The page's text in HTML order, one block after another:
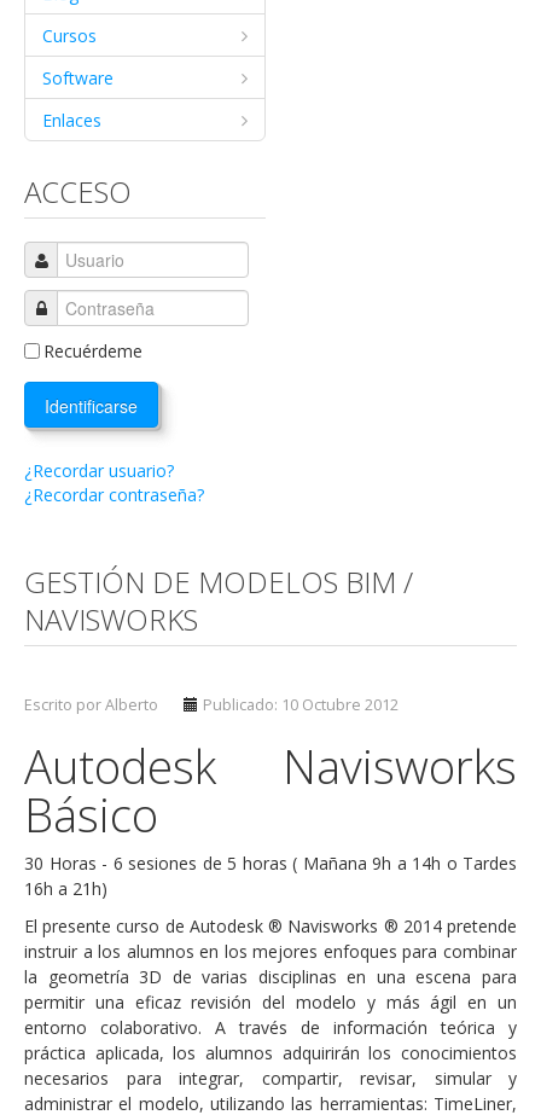
Cursos
Software
Enlaces
ACCESO
Recuérdeme
Identificarse
¿Recordar usuario?
¿Recordar contraseña?
GESTIÓN DE MODELOS BIM /
NAVISWORKS
Escrito por Alberto Publicado: 10 Octubre 2012
Autodesk Navisworks
Básico
30 Horas - 6 sesiones de 5 horas ( Mañana 9h a 14h o Tardes
16h a 21h)
El presente curso de Autodesk ® Navisworks ® 2014 pretende
instruir a los alumnos en los mejores enfoques para combinar
la geometría 3D de varias disciplinas en una escena para
permitir una eficaz revisión del modelo y más ágil en un
entorno colaborativo. A través de información teórica y
práctica aplicada, los alumnos adquirirán los conocimientos
necesarios para integrar, compartir, revisar, simular y
administrar el modelo, utilizando las herramientas: TimeLiner,